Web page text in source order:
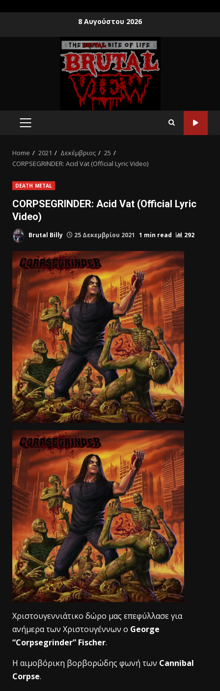
8 Αυγούστου 2026
Home 2021 Δεκέμβριος
25
CORPSEGRINDER: Acid Vat (Official Lyric Video)
DEATH METAL
CORPSEGRINDER: Acid Vat (Official Lyric
Video)
Brutal Billy 25 Δεκεμβρίου 2021 1 min read 292
Xριστουγεννιάτικο δώρο μας επεφύλλασε για
ανήμερα των Χριστουγέννων ο George
“Corpsegrinder” Fischer.
H αιμοβόρικη βορβορώδης φωνή των Cannibal
Corpse.